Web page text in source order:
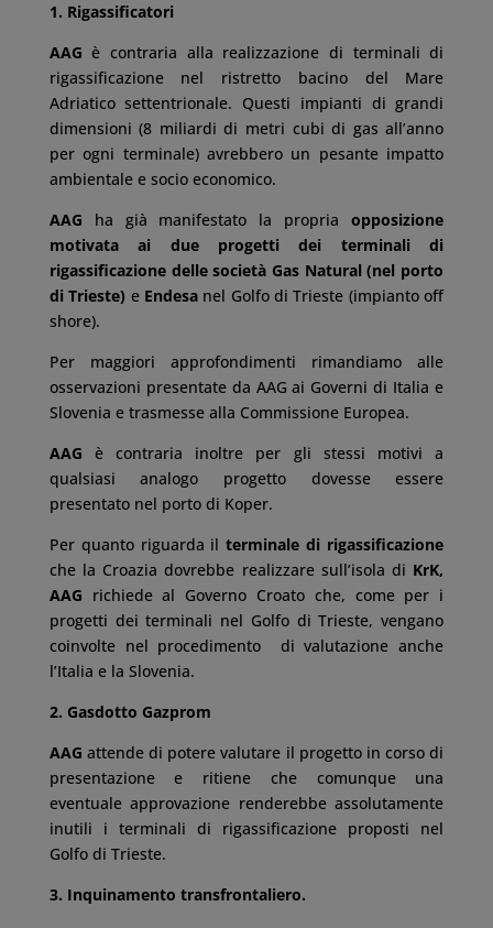
1. Rigassificatori
AAG è contraria alla realizzazione di terminali di
rigassificazione nel ristretto bacino del Mare
Adriatico settentrionale. Questi impianti di grandi
dimensioni (8 miliardi di metri cubi di gas all’anno
per ogni terminale) avrebbero un pesante impatto
ambientale e socio economico.
AAG ha già manifestato la propriaopposizione
motivata ai due progetti dei terminali di
rigassificazione delle società Gas Natural (nel porto
di Trieste) e Endesanel Golfo di Trieste (impianto off
shore).
Per maggiori approfondimenti rimandiamo alle
osservazioni presentate da AAG ai Governi di Italia e
Slovenia e trasmesse alla Commissione Europea.
AAG è contraria inoltre per gli stessi motivi a
qualsiasi analogo progetto dovesse essere
presentato nel porto di Koper.
Per quanto riguarda ilterminale di rigassificazione
che la Croazia dovrebbe realizzare sull’isola di KrK,
AAG richiede al Governo Croato che, come per i
progetti dei terminali nel Golfo di Trieste, vengano
coinvolte nel procedimento di valutazione anche
l’Italia e la Slovenia.
2. Gasdotto Gazprom
AAG attende di potere valutare il progetto in corso di
presentazione e ritiene che comunque una
eventuale approvazione renderebbe assolutamente
inutili i terminali di rigassificazione proposti nel
Golfo di Trieste.
3. Inquinamento transfrontaliero.